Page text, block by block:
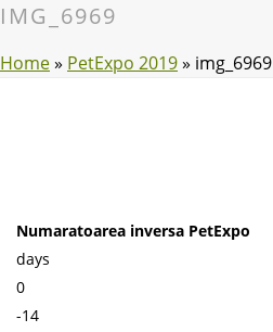
IMG_6969
Home» PetExpo 2019» img_6969
Numaratoarea inversa PetExpo
days
0
-14